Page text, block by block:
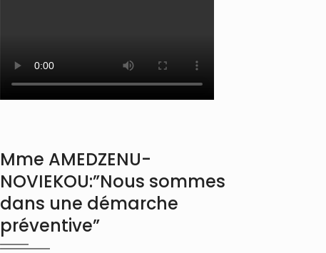
Mme AMEDZENU-
NOVIEKOU:”Nous sommes
dans une démarche
préventive”